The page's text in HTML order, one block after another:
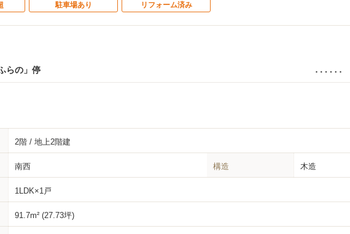
駐車場あり リフォーム済み
らの」停
2階 / 地上2階建
南西 構造 木造
1LDK×1戸
91.7m² (27.73坪)